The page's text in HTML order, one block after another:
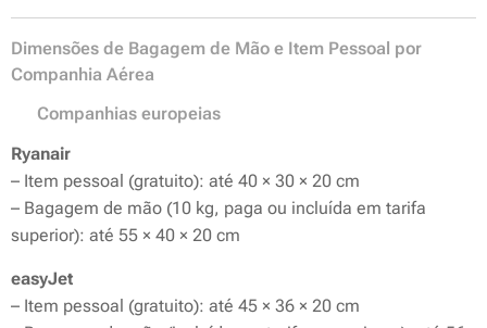
Dimensões de Bagagem de Mão e Item Pessoal por
Companhia Aérea
🇪🇺 Companhias europeias
Ryanair
– Item pessoal (gratuito): até 40 × 30 × 20 cm
– Bagagem de mão (10 kg, paga ou incluída em tarifa
superior): até 55 × 40 × 20 cm
easyJet
– Item pessoal (gratuito): até 45 × 36 × 20 cm